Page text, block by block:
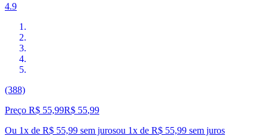
4.9
(388)
Preço R$ 55,99R$ 55,99
Ou 1x de R$ 55,99 sem jurosou 1x de R$ 55,99 sem juros